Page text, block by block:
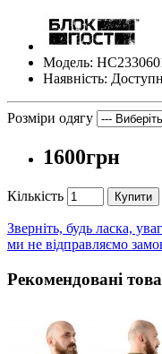
Модель:
Наявність:
Розміри одягу
1600грн
Кількість Купити
Зверніть, будь ласка,
ми не відправляємо
Рекомендовані